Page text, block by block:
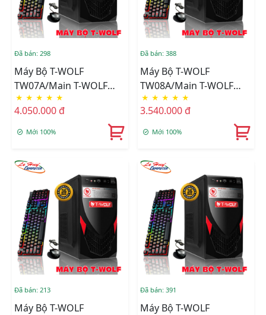
Đã bán: 298
Máy Bộ T-WOLF
TW07A/Main T-WOLF
H110/CPU Intel Core I5-
6600/Ram DDR4
8GB/3200/SSD
Chuột T-Wolf TF200
★ ★ ★ ★ ★
4.050.000 đ
Mới 100%
Đã bán: 388
Máy Bộ T-WOLF
TW08A/Main T-WOLF
H310/CPU Intel
G5400/Ram DDR4
8GB/3200/SSD T-WOLF
Chuột T-Wolf TF200
★ ★ ★ ★ ★
3.540.000 đ
Mới 100%
Đã bán: 213
Máy Bộ T-WOLF
Đã bán: 391
Máy Bộ T-WOLF